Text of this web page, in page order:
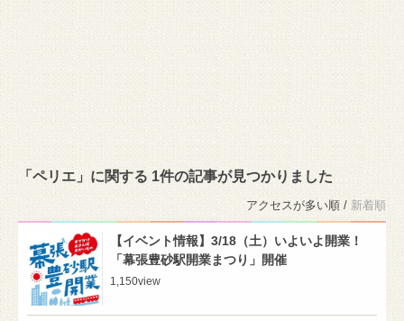
「ペリエ」に関する 1件の記事が見つかりました
アクセスが多い順 / 新着順
【イベント情報】3/18（土）いよいよ開業！
「幕張豊砂駅開業まつり」開催
1,150view